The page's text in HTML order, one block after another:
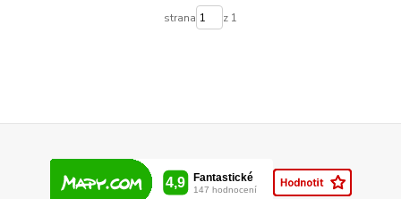
strana z 1